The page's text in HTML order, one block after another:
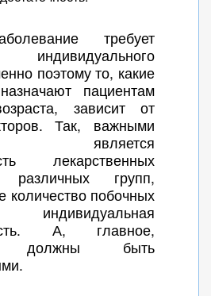
требует
поэтому то, какие
пациентам
зависит от
Так, важными
является
лекарственных
различных групп,
количество побочных
индивидуальная
А, главное,
должны быть